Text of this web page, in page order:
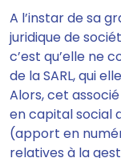
A l’instar de sa
juridique de
c’est qu’elle ne
de la SARL, qui
Alors, cet
en capital social
(apport en
relatives à la